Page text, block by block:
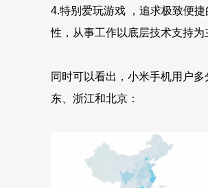
4.特别爱玩游戏 ，追求极致便捷
性，从事工作以底层技术支持为
同时可以看出，小米手机用户多
东、浙江和北京：